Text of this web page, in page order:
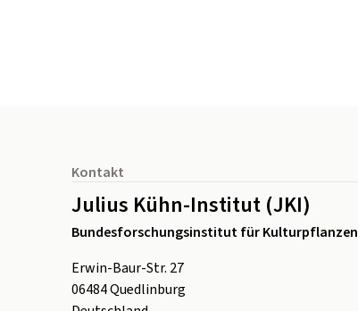
Kontakt
Julius Kühn-Institut (JKI)
Bundesforschungsinstitut für Kulturpflanzen
Erwin-Baur-Str. 27
06484Quedlinburg